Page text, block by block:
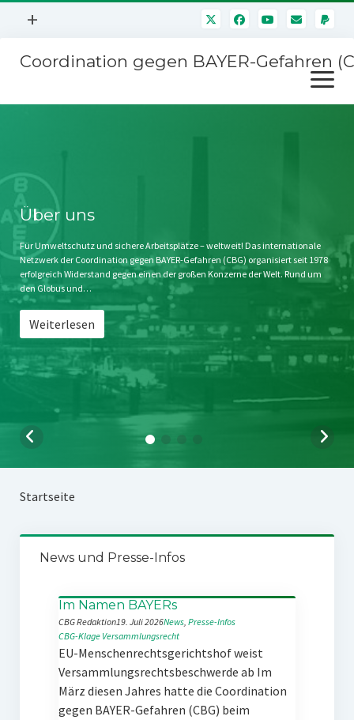
Menü
+
Mitmachen
Kontakt
Impressum
Störfälle
Coordination gegen BAYER-Gefahren
Menü
öffnen
Stichwort BAYER
Jahrestagung
SPENDEN
Über uns
Für Umweltschutz und sichere Arbeitsplätze – weltweit! Das internationale
Netzwerk der Coordination gegen BAYER-Gefahren (CBG) organisiert seit 1978
erfolgreich Widerstand gegen einen der großen Konzerne der Welt. Rund um
den Globus und…
Weiterlesen
Startseite
News und Presse-Infos
Im Namen BAYERs
CBG Redaktion19. Juli 2026News, Presse-Infos
CBG-Klage Versammlungsrecht
EU-Menschenrechtsgerichtshof weist
Versammlungsrechtsbeschwerde ab Im
März diesen Jahres hatte die Coordination
gegen BAYER-Gefahren (CBG) beim